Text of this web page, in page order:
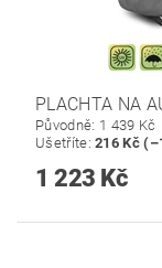
PLACHTA NA
Původně: 1 439 Kč
Ušetříte:216 Kč
1 223 Kč